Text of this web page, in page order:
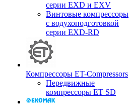
серии EXD и EXV
Винтовые компрессоры
с водухоподготовкой
серии EXD-RD
Компрессоры ET-Compressors
Передвижные
компрессоры ET SD